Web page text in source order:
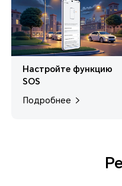
Настройте функцию
SOS
Подробнее